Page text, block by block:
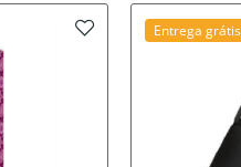
Entrega